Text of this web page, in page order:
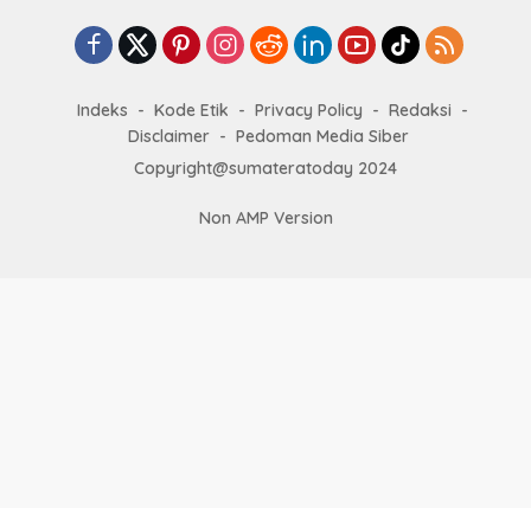
Indeks Kode Etik Privacy Policy
Redaksi
Disclaimer
Pedoman Media Siber
Copyright@sumateratoday 2024
Non AMP Version